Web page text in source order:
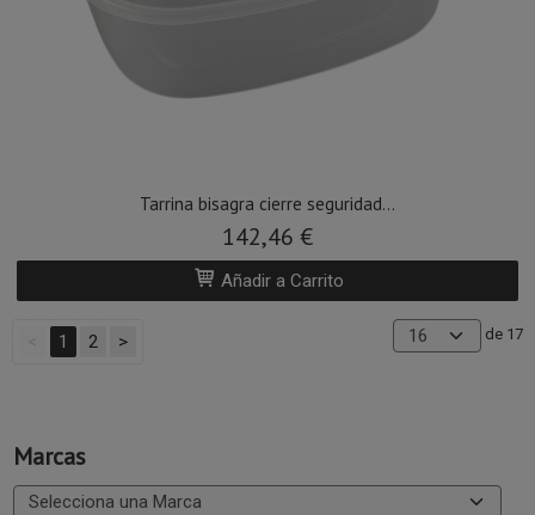
Marcas
Tarrina bisagra cierre seguridad...
142,46 €
Añadir a Carrito
1 2 > de 17